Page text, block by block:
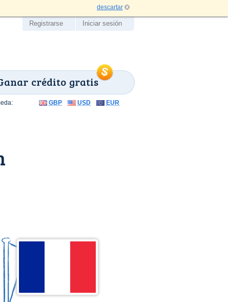
descartar
crédito gratis
Registrarse Iniciar sesión
GBP USD EUR